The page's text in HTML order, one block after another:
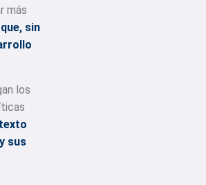
más
sin
los
sus